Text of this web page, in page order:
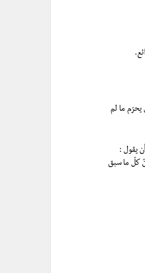
يحرّم ما لم
يقول :
كلّ ما سبق